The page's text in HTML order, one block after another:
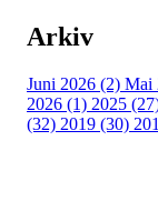
Arkiv
Juni 2026 (2) Mai
2026 (1) 2025
(32) 2019 (30)